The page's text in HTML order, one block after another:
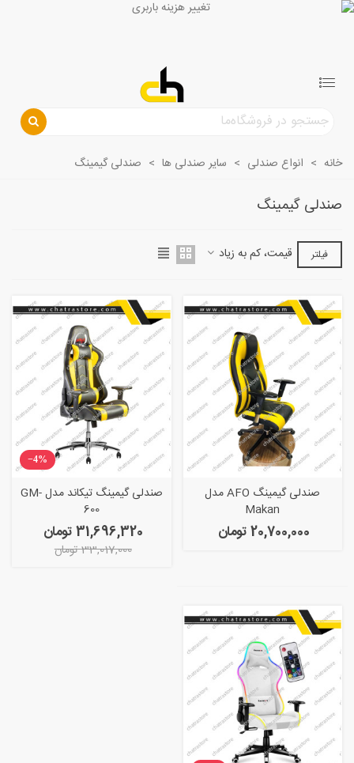
خانه > انواع صندلی > سایر صندلی ها > صندلی گیمینگ
صندلی گیمینگ
فیلتر قیمت، کم به زیاد
صندلی گیمینگ AFO مدل
Makan
20,700,000 تومان
‎−4%
صندلی گیمینگ تیکاند مدل GM-
600
31,696,320 تومان
33,017,000 تومان